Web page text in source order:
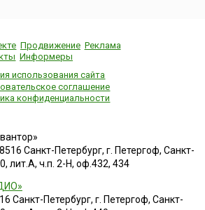
Продвижение Реклама
Информеры
использования сайта
соглашение
конфиденциальности
Санкт-Петербург, г. Петергоф, Санкт-
лит.А, ч.п. 2-Н, оф.432, 434
Санкт-Петербург, г. Петергоф, Санкт-